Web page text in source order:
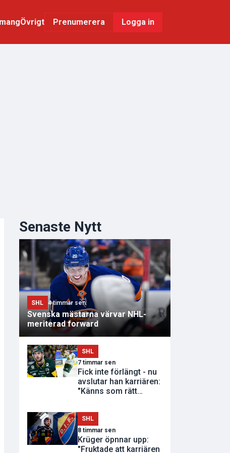
Övrigt Prenumerera Logga in
Senaste Nytt
SHL 4 timmar sen
Svenska mästarna värvar NHL-
meriterad forward
SHL
7 timmar sen
Fick inte förlängt - nu
avslutar han karriären:
"Känns som rätt
SHL
8 timmar sen
Krüger öpnnar upp:
"Fruktade att karriären